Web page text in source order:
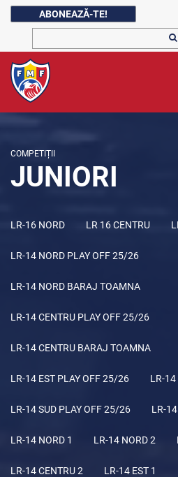
ABONEAZĂ-TE!
COMPETIȚII
JUNIORI
LR-16 NORD LR 16 CENTRU
LR-14 NORD PLAY OFF 25/26
LR-14 NORD BARAJ TOAMNA
LR-14 CENTRU PLAY OFF 25/26
LR-14 CENTRU BARAJ TOAMNA
LR-14 EST PLAY OFF 25/26 LR-14
LR-14 SUD PLAY OFF 25/26 LR-
LR-14 NORD 1 LR-14 NORD 2
LR-14 CENTRU 2 LR-14 EST 1